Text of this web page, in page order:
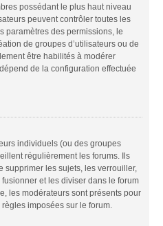
possédant le plus haut niveau
peuvent contrôler toutes les
paramètres des permissions, le
de groupes d’utilisateurs ou de
être habilités à modérer
de la configuration effectuée
individuels (ou des groupes
régulièrement les forums. Ils
supprimer les sujets, les verrouiller,
et les diviser dans le forum
les modérateurs sont présents pour
imposées sur le forum.